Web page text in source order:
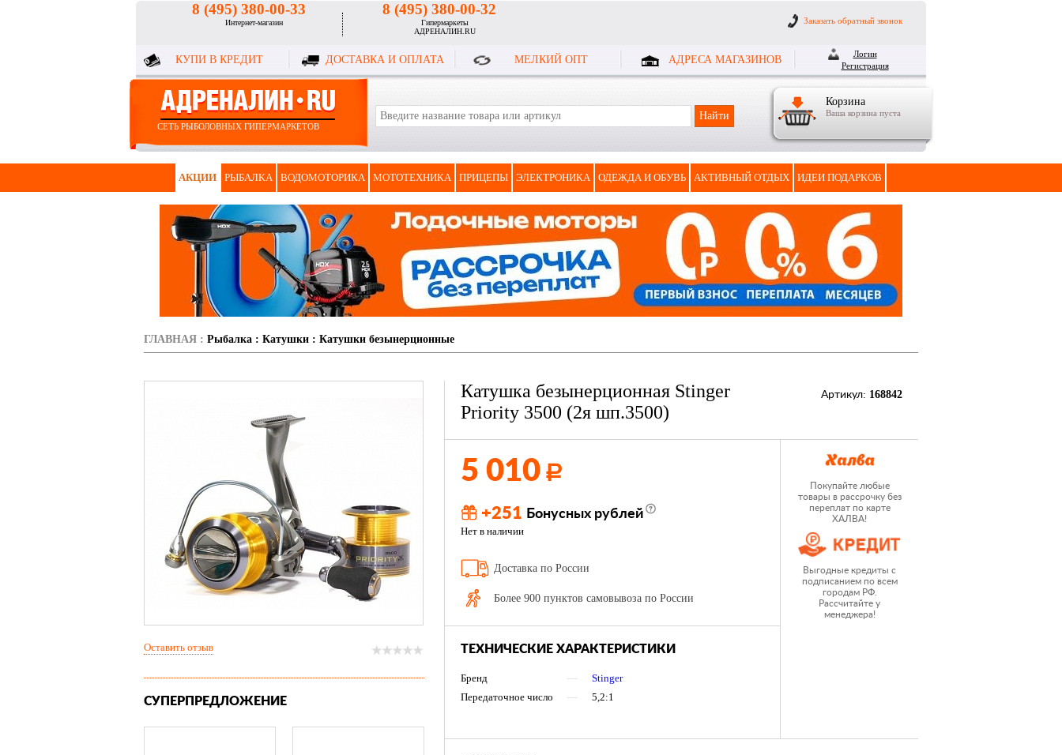
8 (495) 380-00-33
Интернет-магазин
8 (495) 380-00-32
Гипермаркеты
АДРЕНАЛИН.RU
Заказать обратный звонок
КУПИ В КРЕДИТ ДОСТАВКА И ОПЛАТА МЕЛКИЙ ОПТ АДРЕСА МАГАЗИНОВ
Логин
Регистрация
Корзина
Ваша корзина пуста
СЕТЬ РЫБОЛОВНЫХ ГИПЕРМАРКЕТОВ
АКЦИИ РЫБАЛКА ВОДОМОТОРИКА МОТОТЕХНИКА ПРИЦЕПЫ ЭЛЕКТРОНИКА ОДЕЖДА И ОБУВЬ АКТИВНЫЙ ОТДЫХ ИДЕИ ПОДАРКОВ
ГЛАВНАЯ : Рыбалка : Катушки : Катушки безынерционные
Катушка безынерционная Stinger
Priority 3500 (2я шп.3500)
Артикул: 168842
5 010 Р
+251 Бонусных рублей
Нет в наличии
Доставка по России
Более 900 пунктов самовывоза по России
ТЕХНИЧЕСКИЕ ХАРАКТЕРИСТИКИ
Бренд —
Stinger
Передаточное число
— 5,2:1
Покупайте любые
товары в рассрочку без
переплат по карте
ХАЛВА!
Выгодные кредиты с
подписанием по всем
городам РФ.
Рассчитайте у
менеджера!
Оставить отзыв
СУПЕРПРЕДЛОЖЕНИЕ